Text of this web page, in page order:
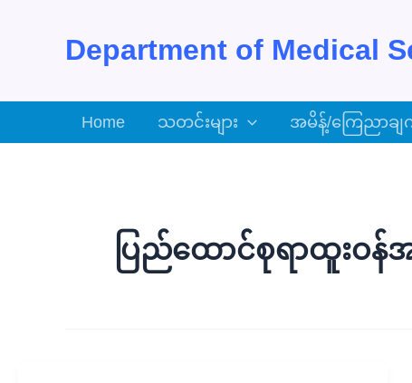
Department of Medical
Home သတင်းများ အမိန့်/ကြေညာချက်
ပြည်ထောင်စုရာထူးဝန်